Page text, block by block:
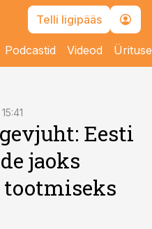
Telli ligipääs
Podcastid Videod
Eesti
jaoks